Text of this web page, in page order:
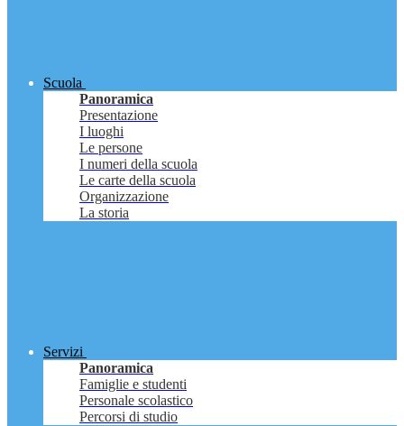
Scuola
Panoramica
Presentazione
I luoghi
Le persone
I numeri della scuola
Le carte della scuola
Organizzazione
La storia
Servizi
Panoramica
Famiglie e studenti
Personale scolastico
Percorsi di studio